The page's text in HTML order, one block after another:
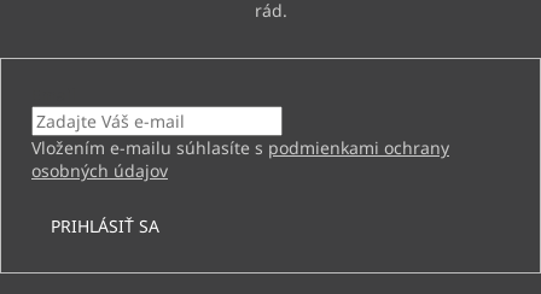
Vložením e-mailu súhlasíte s podmienkami ochrany
osobných údajov
PRIHLÁSIŤ SA